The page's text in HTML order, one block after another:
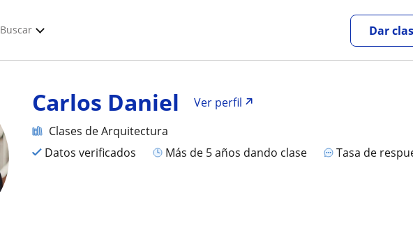
Buscar Dar
Carlos Daniel
Ver perfil
Clases de Arquitectura
Datos verificados
más de 5 años dando clase Tasa de